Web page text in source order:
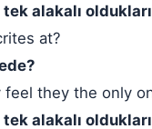
alakalı
at?
feel they the only
alakalı